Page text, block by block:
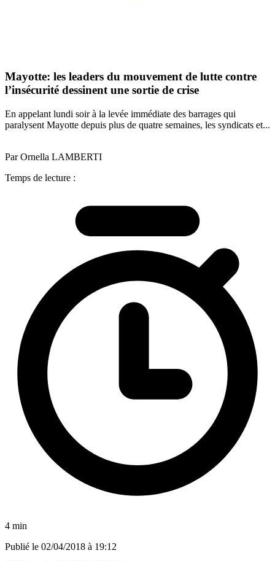
Mayotte: les leaders du mouvement de lutte contre
l’insécurité dessinent une sortie de crise
En appelant lundi soir à la levée immédiate des barrages qui
paralysent Mayotte depuis plus de quatre semaines, les syndicats et...
Par Ornella LAMBERTI
Temps de lecture :
4 min
Publié le 02/04/2018 à 19:12